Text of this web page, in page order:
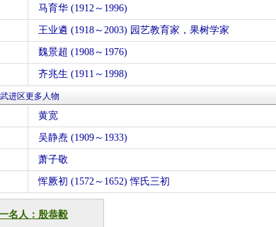
马育华 (1912～1996)
王业遴 (1918～2003) 园艺教育家，果树学家
魏景超 (1908～1976)
齐兆生 (1911～1998)
武进区更多人物
黄宽
吴静焘 (1909～1933)
萧子敬
恽厥初 (1572～1652) 恽氏三初
名人：殷恭毅